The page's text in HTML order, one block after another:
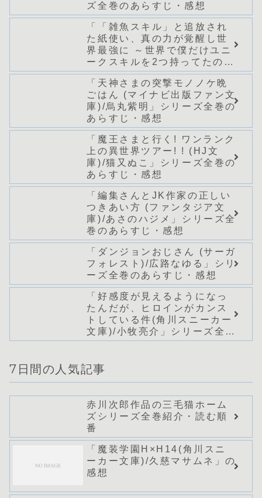
ズ全巻のあらすじ・感想
「「雑魚スキル」と追放され
た紙使い、真の力が覚醒し世
界最強に ～世界で僕だけユニ
ークスキルを2つ持ってたので
真の仲間と成り上がる～ (Mノ
ベルス)/桑野和明」シリーズ全
巻のあらすじ・感想
「天神さまの突撃モノノケ晩
ごはん (マイナビ出版ファン文
庫)/烏丸紫明」シリーズ全巻の
あらすじ・感想
「魔王さまと行く! ワンランク
上の異世界ツアー! ! (HJ文
庫)/猫又ぬこ」シリーズ全巻の
あらすじ・感想
「編集さんとJK作家の正しい
つきあい方 (ファンタジア文
庫)/あさのハジメ」シリーズ全
巻のあらすじ・感想
「ダンジョンおじさん (サーガ
フォレスト)/広路なゆる」シリ
ーズ全巻のあらすじ・感想
「好感度が見えるようになっ
たんだが、ヒロインがカンス
トしている件(角川スニーカー
文庫)/小牧亮介」シリーズ全巻
のあらすじ・感想
7日間の人気記事
赤川次郎作品の三毛猫ホーム
ズシリーズ全巻紹介・読む順
番
「魔装学園H×H14(角川スニ
ーカー文庫)/久慈マサムネ」の
感想